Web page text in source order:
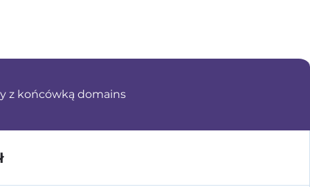
z końcówką domains